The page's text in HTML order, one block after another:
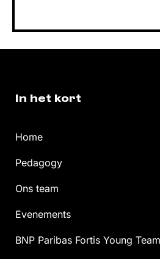
In het kort
Home
Pedagogy
Ons team
Evenements
BNP Paribas Fortis Young Team